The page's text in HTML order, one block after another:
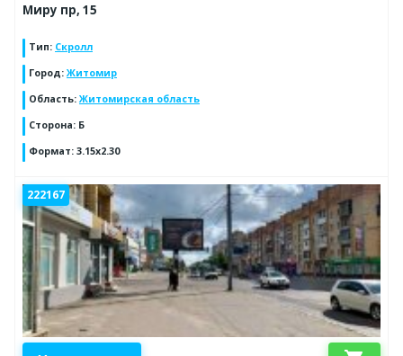
Миру пр, 15
Тип: Скролл
Город: Житомир
Область: Житомирская область
Сторона: Б
Формат: 3.15x2.30
222167